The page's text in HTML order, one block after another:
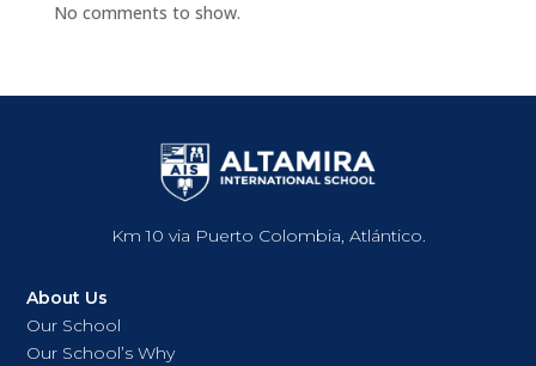
No comments to show.
Km 10 via Puerto Colombia, Atlántico.
About Us
Our School
Our School’s Why